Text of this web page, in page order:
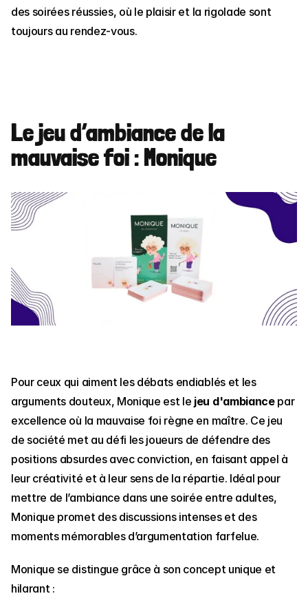
des soirées réussies, où le plaisir et la rigolade sont
toujours au rendez-vous.
Le jeu d’ambiance de la
mauvaise foi : Monique
Pour ceux qui aiment les débats endiablés et les
arguments douteux, Monique est le jeu d'ambiance par
excellence où la mauvaise foi règne en maître. Ce jeu
de société met au défi les joueurs de défendre des
positions absurdes avec conviction, en faisant appel à
leur créativité et à leur sens de la répartie. Idéal pour
mettre de l’ambiance dans une soirée entre adultes,
Monique promet des discussions intenses et des
moments mémorables d’argumentation farfelue.
Monique se distingue grâce à son concept unique et
hilarant :